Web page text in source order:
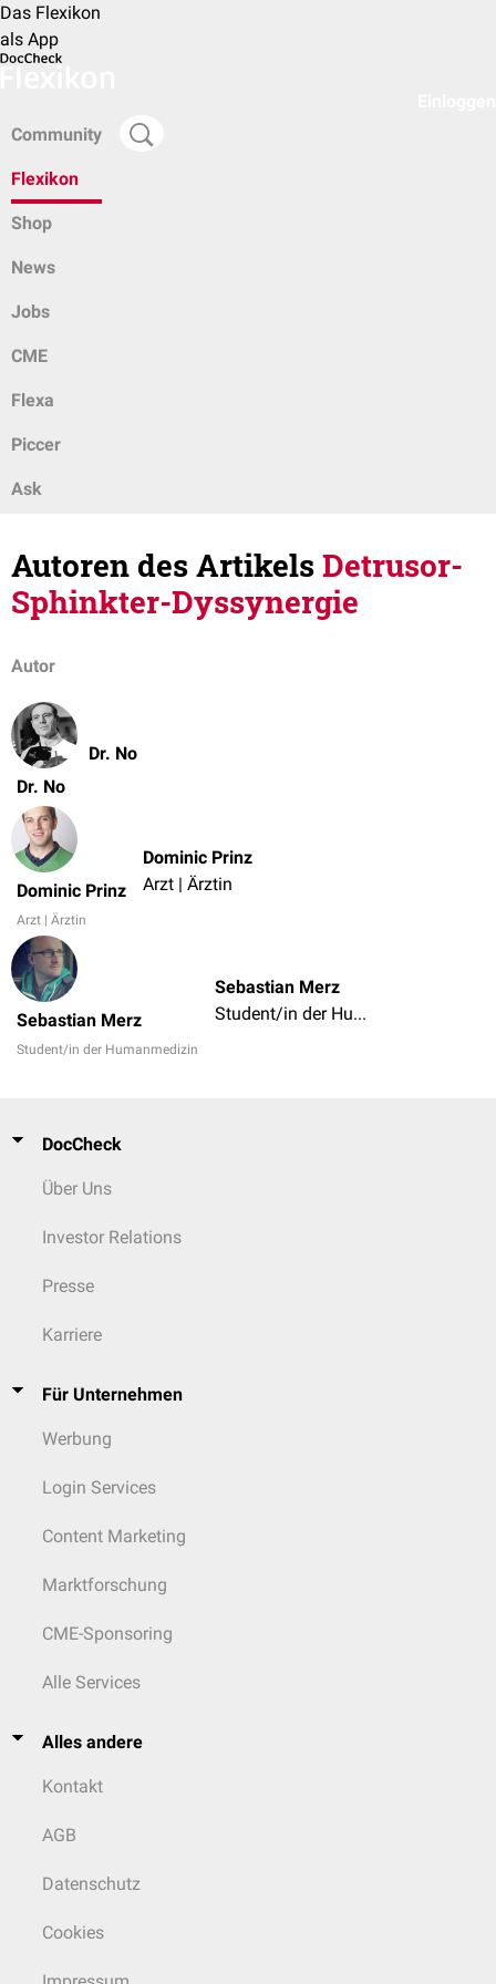
Das Flexikon
als App
Community
Flexikon
Shop
News
Jobs
CME
Flexa
Piccer
Ask
Autoren des ArtikelsDetrusor-
Sphinkter-Dyssynergie
Autor
Dr. No
Dr. No
Dominic Prinz
Arzt | Ärztin
Dominic Prinz
Arzt | Ärztin
Sebastian Merz
Student/in der Humanmedizin
Sebastian Merz
Student/in der Humanmedizin
DocCheck
Über Uns
Investor Relations
Presse
Karriere
Für Unternehmen
Werbung
Login Services
Content Marketing
Marktforschung
CME-Sponsoring
Alle Services
Alles andere
Kontakt
AGB
Datenschutz
Cookies